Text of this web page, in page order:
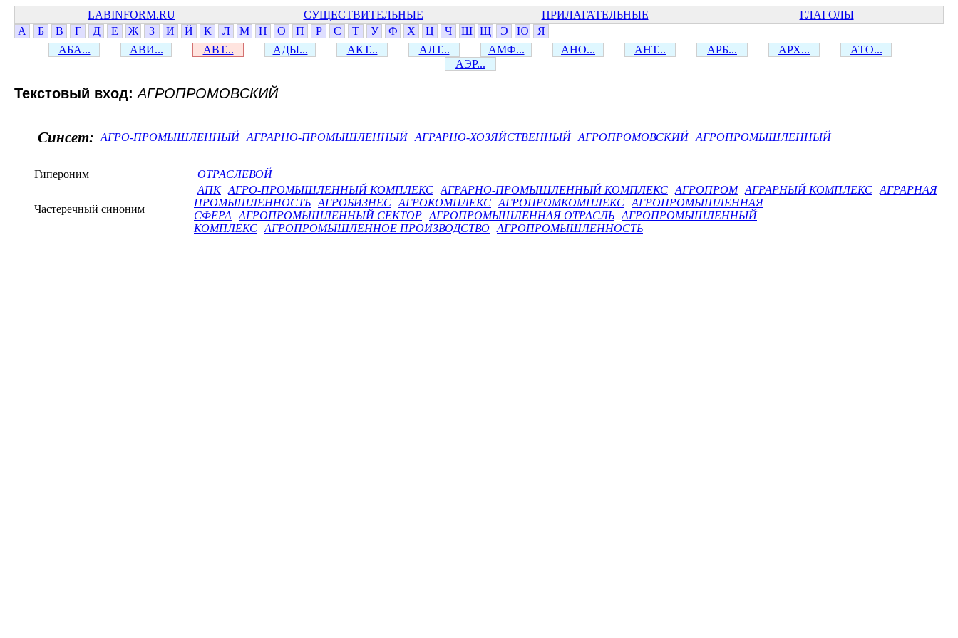
LABINFORM.RU СУЩЕСТВИТЕЛЬНЫЕ ПРИЛАГАТЕЛЬНЫЕ
ГЛАГОЛЫ
А
Б В Г Д Е Ж З И Й К Л М Н О П Р С Т У Ф Х Ц Ч Ш Щ Э Ю
Я
АБА...
АВИ... АВТ... АДЫ... АКТ... АЛТ... АМФ... АНО... АНТ... АРБ... АРХ...
АТО...
АЭР...
Текстовый вход:АГРОПРОМОВСКИЙ
Синсет: АГРО-ПРОМЫШЛЕННЫЙ АГРАРНО-ПРОМЫШЛЕННЫЙ АГРАРНО-ХОЗЯЙСТВЕННЫЙ АГРОПРОМОВСКИЙ АГРОПРОМЫШЛЕННЫЙ
Гипероним ОТРАСЛЕВОЙ
Частеречный синоним
АПК АГРО-ПРОМЫШЛЕННЫЙ КОМПЛЕКС АГРАРНО-ПРОМЫШЛЕННЫЙ КОМПЛЕКС АГРОПРОМ АГРАРНЫЙ КОМПЛЕКС АГРАРНАЯ
ПРОМЫШЛЕННОСТЬ АГРОБИЗНЕС АГРОКОМПЛЕКС АГРОПРОМКОМПЛЕКС АГРОПРОМЫШЛЕННАЯ
СФЕРА
АГРОПРОМЫШЛЕННЫЙ СЕКТОР АГРОПРОМЫШЛЕННАЯ ОТРАСЛЬ АГРОПРОМЫШЛЕННЫЙ
КОМПЛЕКС АГРОПРОМЫШЛЕННОЕ ПРОИЗВОДСТВО АГРОПРОМЫШЛЕННОСТЬ